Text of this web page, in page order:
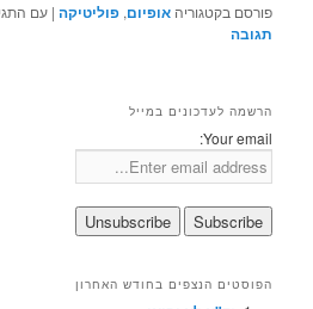
פורסם בקטגוריה אופיום,פוליטיקה |עם
תגובה
הרשמה לעדכונים במייל
Your email:
הפוסטים הנצפים בחודש האחרון